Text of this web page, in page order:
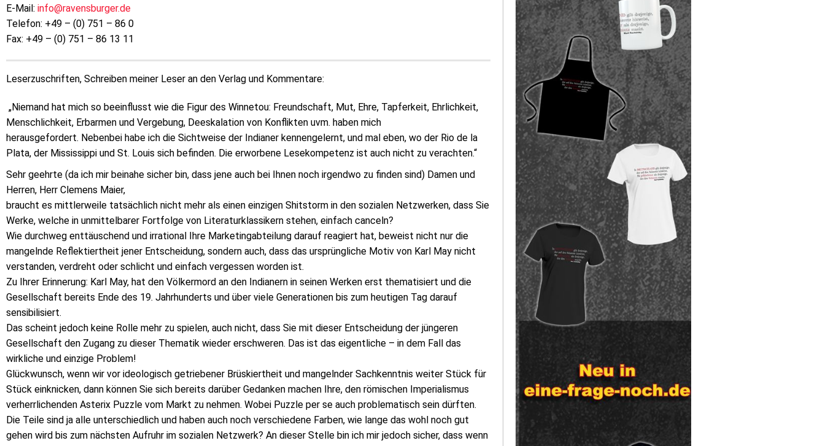
E-Mail: info@ravensburger.de
Telefon: +49 – (0) 751 – 86 0
Fax: +49 – (0) 751 – 86 13 11
Leserzuschriften, Schreiben meiner Leser an den Verlag und Kommentare:
„Niemand hat mich so beeinflusst wie die Figur des Winnetou: Freundschaft, Mut, Ehre, Tapferkeit, Ehrlichkeit,
Menschlichkeit, Erbarmen und Vergebung, Deeskalation von Konflikten uvm. haben mich
herausgefordert. Nebenbei habe ich die Sichtweise der Indianer kennengelernt, und mal eben, wo der Rio de la
Plata, der Mississippi und St. Louis sich befinden. Die erworbene Lesekompetenz ist auch nicht zu verachten.“
Sehr geehrte (da ich mir beinahe sicher bin, dass jene auch bei Ihnen noch irgendwo zu finden sind) Damen und
Herren, Herr Clemens Maier,
braucht es mittlerweile tatsächlich nicht mehr als einen einzigen Shitstorm in den sozialen Netzwerken, dass Sie
Werke, welche in unmittelbarer Fortfolge von Literaturklassikern stehen, einfach canceln?
Wie durchweg enttäuschend und irrational Ihre Marketingabteilung darauf reagiert hat, beweist nicht nur die
mangelnde Reflektiertheit jener Entscheidung, sondern auch, dass das ursprüngliche Motiv von Karl May nicht
verstanden, verdreht oder schlicht und einfach vergessen worden ist.
Zu Ihrer Erinnerung: Karl May, hat den Völkermord an den Indianern in seinen Werken erst thematisiert und die
Gesellschaft bereits Ende des 19. Jahrhunderts und über viele Generationen bis zum heutigen Tag darauf
sensibilisiert.
Das scheint jedoch keine Rolle mehr zu spielen, auch nicht, dass Sie mit dieser Entscheidung der jüngeren
Gesellschaft den Zugang zu dieser Thematik wieder erschweren. Das ist das eigentliche – in dem Fall das
wirkliche und einzige Problem!
Glückwunsch, wenn wir vor ideologisch getriebener Brüskiertheit und mangelnder Sachkenntnis weiter Stück für
Stück einknicken, dann können Sie sich bereits darüber Gedanken machen Ihre, den römischen Imperialismus
verherrlichenden Asterix Puzzle vom Markt zu nehmen. Wobei Puzzle per se auch problematisch sein dürften.
Die Teile sind ja alle unterschiedlich und haben auch noch verschiedene Farben, wie lange das wohl noch gut
gehen wird bis zum nächsten Aufruhr im sozialen Netzwerk? An dieser Stelle bin ich mir jedoch sicher, dass wenn